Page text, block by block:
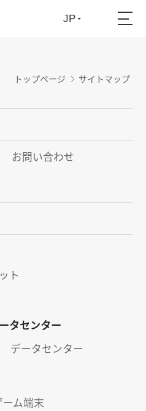
JP
トップページ サイトマップ
お問い合わせ
ト
タセンター
データセンター
ーム端末